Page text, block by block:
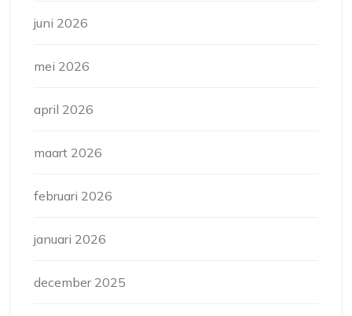
juni 2026
mei 2026
april 2026
maart 2026
februari 2026
januari 2026
december 2025